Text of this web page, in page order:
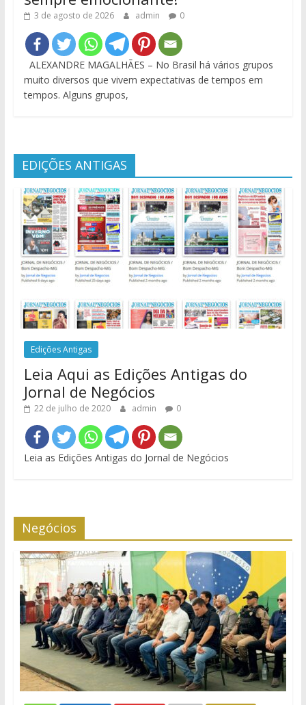
3 de agosto de 2026 admin 0
ALEXANDRE MAGALHÃES – No Brasil há vários grupos
muito diversos que vivem expectativas de tempos em
tempos. Alguns grupos,
EDIÇÕES ANTIGAS
Edições Antigas
Leia Aqui as Edições Antigas do
Jornal de Negócios
22 de julho de 2020 admin 0
Leia as Edições Antigas do Jornal de Negócios
Negócios